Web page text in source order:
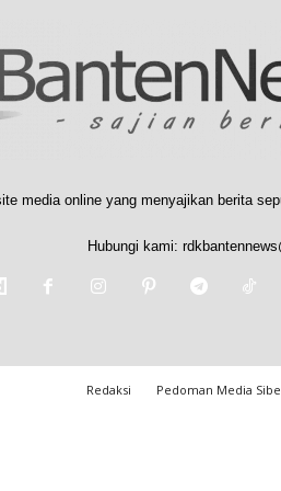
media online yang menyajikan berita
Hubungi kami:
Redaksi Pedoman Media